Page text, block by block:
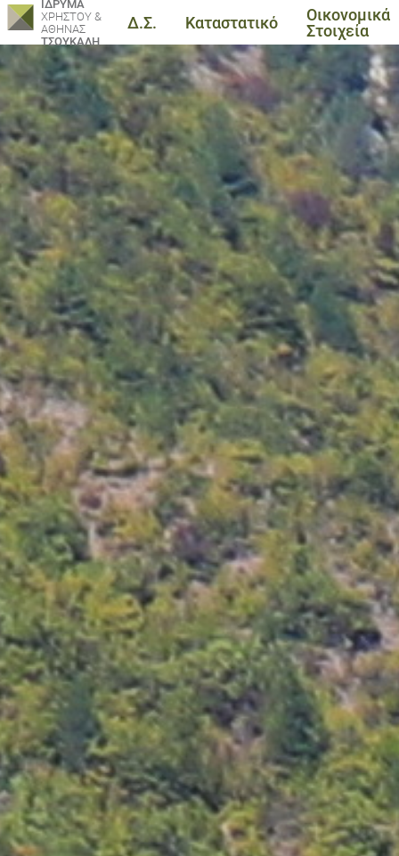
ΙΔΡΥΜΑ
ΧΡΗΣΤΟΥ &
ΑΘΗΝΑΣ
ΤΣΟΥΚΑΛΗ
Δ.Σ. Καταστατικό Οικονομικά
Στοιχεία